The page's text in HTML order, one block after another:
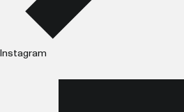
Instagram